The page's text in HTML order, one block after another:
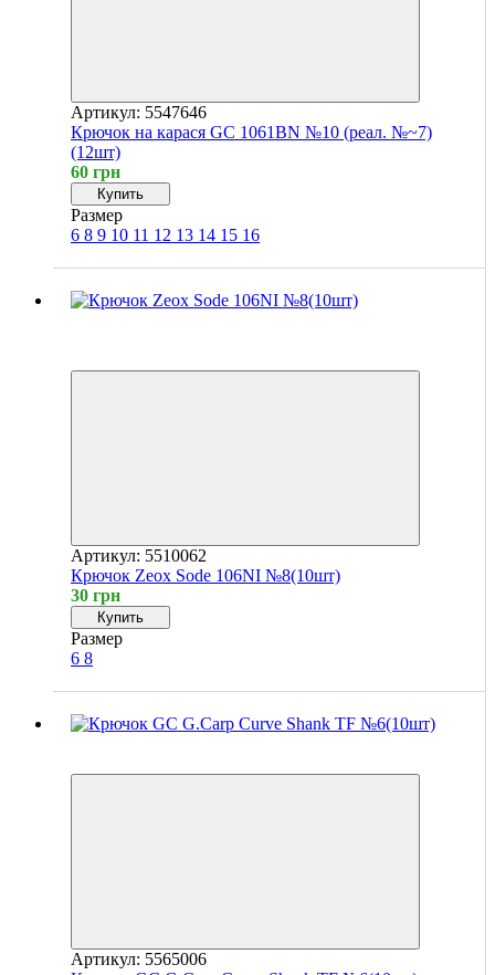
Артикул: 5547646
Крючок на карася GC 1061BN №10 (реал. №~7)
(12шт)
60 грн
Купить
Размер
6 8 9 10 11 12 13 14 15 16
Артикул: 5510062
Крючок Zeox Sode 106NI №8(10шт)
30 грн
Купить
Размер
6 8
Артикул: 5565006